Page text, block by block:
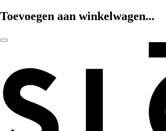
Toevoegen aan winkelwagen...